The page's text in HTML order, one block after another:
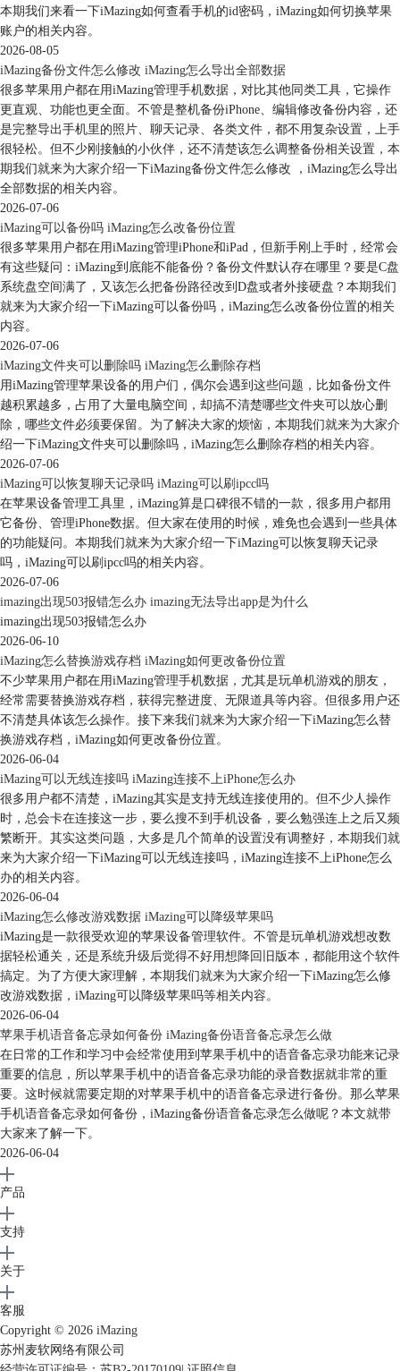
二、备份iPhone所有数据什么软件好用
由于iPhone与安卓机不同，安卓机可以直接通过USB数据线连接电脑进行
数据备份，而iPhone则需要第三方软件作为桥梁才可以备份数据。因此选
择一个好用、安全的第三方软件尤为重要。
在安全方面肯定是首选苹果官方推出的备份软件“iTunes”。但是很多用户
在使用iTunes时常常遇到使用过程卡顿、备份时间慢、软件界面复杂等问
载“爱思极速版”，因此它的安全性不高。那么就没有好用又安全的备份软
件吗？当然有，那就是最近在众多iOS备份软件中脱颖而出的iOS管理软
件——iMazing。
iMazing是一款专门为iOS设备研发的管理软件，其像iTunes一样拥有USB
和WiFi无线连接两种连接方式，还拥有爱思助手中的单独备份和转移数据
功能，更拥有很多iTunes和爱思助手所没有的功能，如“信息”、“照
片”、“通讯录”等的管理功能。
图7：iMazing
在iMazing中的照片功能中，可以轻松的对iPhone中的照片进行“导
出”、“导入”、“删除”等操作。
在iMazing的信息功能中，可以将手机中的信息导出成PDF、Excel、
CSV、文本四种格式，还可以将短信打印出来。
iMazing中还有很多方便的功能，如单独备份部分数据、转移数据、导出
本期我们来看一下iMazing如何查看手机的id密码，iMazing如何切换苹果
账户的相关内容。
2026-08-05
iMazing备份文件怎么修改 iMazing怎么导出全部数据
很多苹果用户都在用iMazing管理手机数据，对比其他同类工具，它操作
更直观、功能也更全面。不管是整机备份iPhone、编辑修改备份内容，还
是完整导出手机里的照片、聊天记录、各类文件，都不用复杂设置，上手
很轻松。但不少刚接触的小伙伴，还不清楚该怎么调整备份相关设置，本
期我们就来为大家介绍一下iMazing备份文件怎么修改 ，iMazing怎么导出
全部数据的相关内容。
2026-07-06
iMazing可以备份吗 iMazing怎么改备份位置
很多苹果用户都在用iMazing管理iPhone和iPad，但新手刚上手时，经常会
有这些疑问：iMazing到底能不能备份？备份文件默认存在哪里？要是C盘
系统盘空间满了，又该怎么把备份路径改到D盘或者外接硬盘？本期我们
就来为大家介绍一下iMazing可以备份吗，iMazing怎么改备份位置的相关
内容。
2026-07-06
iMazing文件夹可以删除吗 iMazing怎么删除存档
用iMazing管理苹果设备的用户们，偶尔会遇到这些问题，比如备份文件
越积累越多，占用了大量电脑空间，却搞不清楚哪些文件夹可以放心删
除，哪些文件必须要保留。为了解决大家的烦恼，本期我们就来为大家介
绍一下iMazing文件夹可以删除吗，iMazing怎么删除存档的相关内容。
2026-07-06
iMazing可以恢复聊天记录吗 iMazing可以刷ipcc吗
在苹果设备管理工具里，iMazing算是口碑很不错的一款，很多用户都用
它备份、管理iPhone数据。但大家在使用的时候，难免也会遇到一些具体
的功能疑问。本期我们就来为大家介绍一下iMazing可以恢复聊天记录
吗，iMazing可以刷ipcc吗的相关内容。
2026-07-06
imazing出现503报错怎么办 imazing无法导出app是为什么
imazing出现503报错怎么办
2026-06-10
iMazing怎么替换游戏存档 iMazing如何更改备份位置
不少苹果用户都在用iMazing管理手机数据，尤其是玩单机游戏的朋友，
经常需要替换游戏存档，获得完整进度、无限道具等内容。但很多用户还
不清楚具体该怎么操作。接下来我们就来为大家介绍一下iMazing怎么替
换游戏存档，iMazing如何更改备份位置。
2026-06-04
iMazing可以无线连接吗 iMazing连接不上iPhone怎么办
很多用户都不清楚，iMazing其实是支持无线连接使用的。但不少人操作
时，总会卡在连接这一步，要么搜不到手机设备，要么勉强连上之后又频
繁断开。其实这类问题，大多是几个简单的设置没有调整好，本期我们就
来为大家介绍一下iMazing可以无线连接吗，iMazing连接不上iPhone怎么
办的相关内容。
2026-06-04
iMazing怎么修改游戏数据 iMazing可以降级苹果吗
iMazing是一款很受欢迎的苹果设备管理软件。不管是玩单机游戏想改数
据轻松通关，还是系统升级后觉得不好用想降回旧版本，都能用这个软件
搞定。为了方便大家理解，本期我们就来为大家介绍一下iMazing怎么修
改游戏数据，iMazing可以降级苹果吗等相关内容。
2026-06-04
苹果手机语音备忘录如何备份 iMazing备份语音备忘录怎么做
在日常的工作和学习中会经常使用到苹果手机中的语音备忘录功能来记录
重要的信息，所以苹果手机中的语音备忘录功能的录音数据就非常的重
要。这时候就需要定期的对苹果手机中的语音备忘录进行备份。那么苹果
手机语音备忘录如何备份，iMazing备份语音备忘录怎么做呢？本文就带
大家来了解一下。
2026-06-04
产品
支持
关于
客服
Copyright © 2026 iMazing
苏州麦软网络有限公司